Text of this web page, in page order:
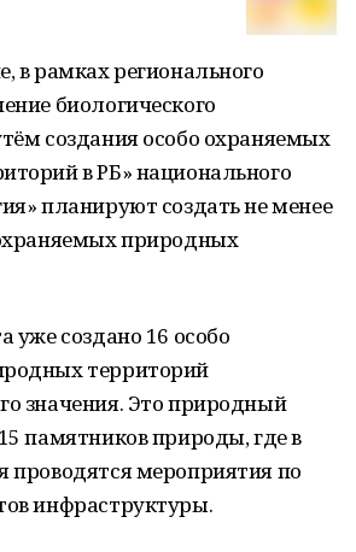
в рамках регионального
биологического
создания особо охраняемых
в РБ» национального
планируют создать не менее
природных
уже создано 16 особо
территорий
значения. Это природный
памятников природы, где в
проводятся мероприятия по
инфраструктуры.